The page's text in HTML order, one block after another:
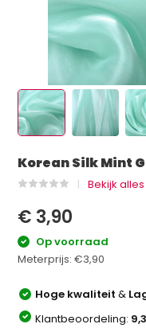
Korean Silk Mint
Bekijk
€ 3,90
Op voorraad
Meterprijs:€3,90
Hoge kwaliteit&
Klantbeoordeling: